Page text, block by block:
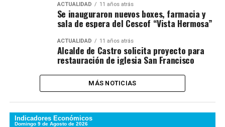
ACTUALIDAD 11 años atrás
Se inauguraron nuevos boxes, farmacia y
sala de espera del Cescof “Vista Hermosa”
ACTUALIDAD 11 años atrás
Alcalde de Castro solicita proyecto para
restauración de iglesia San Francisco
MÁS NOTICIAS
Indicadores Económicos
Domingo 9 de Agosto de 2026